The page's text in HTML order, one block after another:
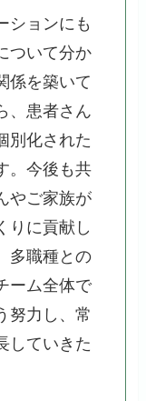
ションにも
ついて分か
係を築いて
、患者さん
別化された
。今後も共
やご家族が
りに貢献し
多職種との
ーム全体で
努力し、常
していきた